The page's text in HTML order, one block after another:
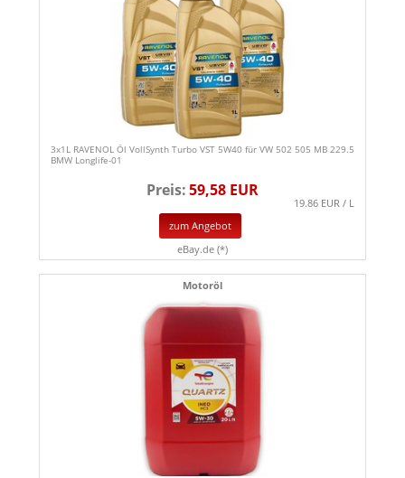
3x1L RAVENOL Öl VollSynth Turbo VST 5W40 für VW 502 505 MB 229.5
BMW Longlife-01
Preis:59,58 EUR
19.86 EUR / L
zum Angebot
eBay.de (*)
Motoröl